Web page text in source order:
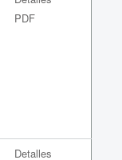
PDF
Detalles